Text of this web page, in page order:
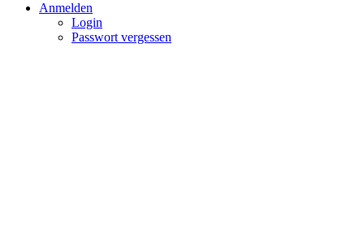
Anmelden
Login
Passwort vergessen